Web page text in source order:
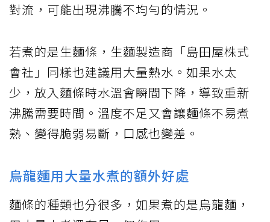
對流，可能出現沸騰不均勻的情況。
若煮的是生麵條，生麵製造商「島田屋株式
會社」同樣也建議用大量熱水。如果水太
少，放入麵條時水溫會瞬間下降，導致重新
沸騰需要時間。溫度不足又會讓麵條不易煮
熟、變得脆弱易斷，口感也變差。
烏龍麵用大量水煮的額外好處
麵條的種類也分很多，如果煮的是烏龍麵，